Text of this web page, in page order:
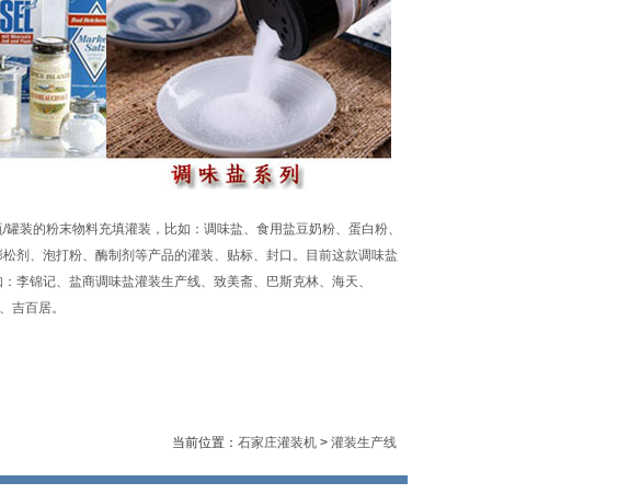
装的粉末物料充填灌装，比如：调味盐、食用盐豆奶粉、蛋白粉、
剂、泡打粉、酶制剂等产品的灌装、贴标、封口。目前这款调味盐
李锦记、盐商调味盐灌装生产线、致美斋、巴斯克林、海天、
吉百居。
当前位置： 石家庄灌装机 > 灌装生产线